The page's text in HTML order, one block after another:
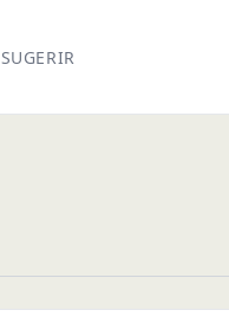
SUGERIR